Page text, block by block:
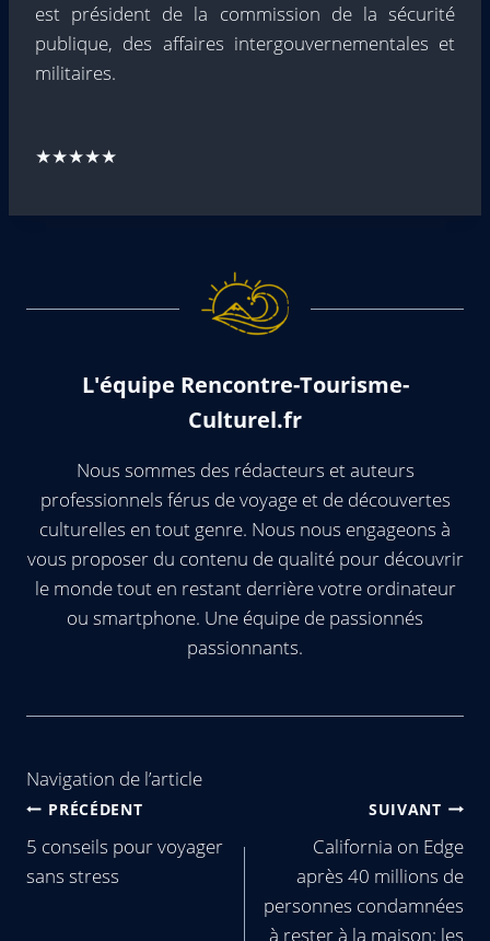
est président de la commission de la sécurité
publique, des affaires intergouvernementales et
militaires.
★★★★★
L'équipe Rencontre-Tourisme-
Culturel.fr
Nous sommes des rédacteurs et auteurs
professionnels férus de voyage et de découvertes
culturelles en tout genre. Nous nous engageons à
vous proposer du contenu de qualité pour découvrir
le monde tout en restant derrière votre ordinateur
ou smartphone. Une équipe de passionnés
passionnants.
Navigation de l’article
PRÉCÉDENT
5 conseils pour voyager
sans stress
SUIVANT
California on Edge
après 40 millions de
personnes condamnées
à rester à la maison: les